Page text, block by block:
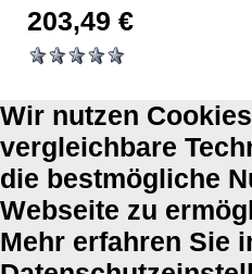
203,49 €
Wir nutzen
vergleichbare
die bestmögliche
Webseite zu
Mehr erfahren Sie